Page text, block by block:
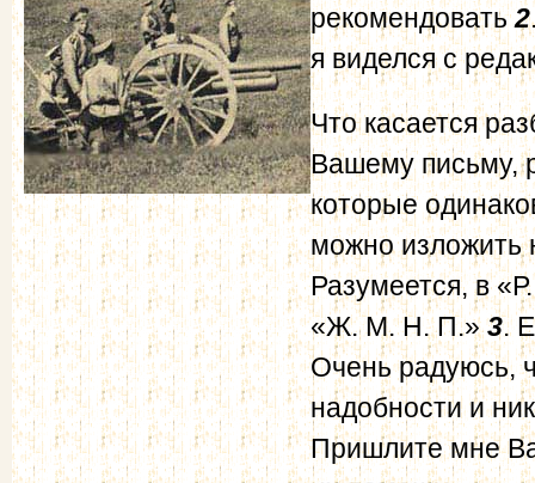
рекомендовать2
я виделся с
Что касается
Вашему письму,
которые
можно изложить
Разумеется, в
«Ж. М. Н. П.»3.
Очень радуюсь,
надобности и
Пришлите мне